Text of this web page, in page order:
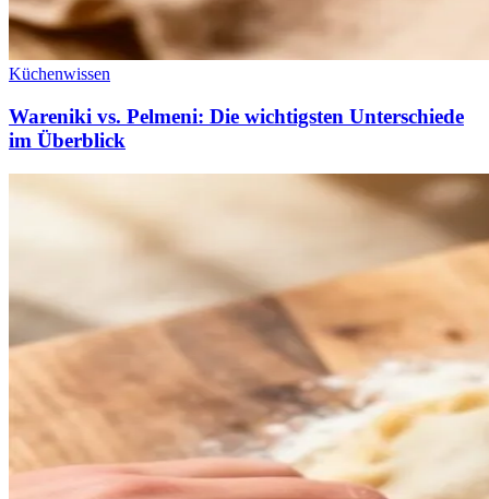
Küchenwissen
Wareniki vs. Pelmeni: Die wichtigsten Unterschiede
im Überblick